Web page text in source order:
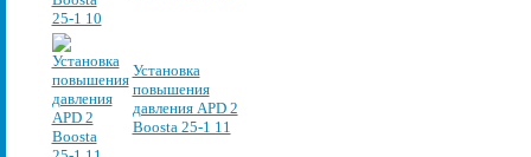
Установка
повышения
давления APD 2
Boosta 25-1 11